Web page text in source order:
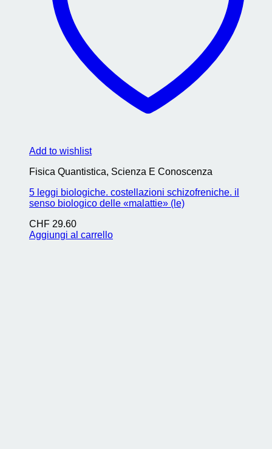
Add to wishlist
Fisica Quantistica, Scienza E Conoscenza
5 leggi biologiche. costellazioni schizofreniche. il
senso biologico delle «malattie» (le)
CHF 29.60
Aggiungi al carrello